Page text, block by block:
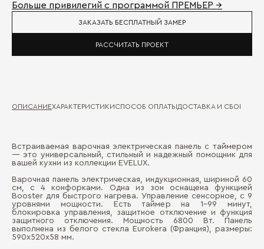
Больше привилегий с программой ПРЕМЬЕР →
ЗАКАЗАТЬ БЕСПЛАТНЫЙ ЗАМЕР
РАССЧИТАТЬ ПРОЕКТ
ОПИСАНИЕХАРАКТЕРИСТИКИСПОСОБ ОПЛАТЫДОСТАВКА И СБОРКА
Встраиваемая варочная электрическая панель с таймером
— это универсальный, стильный и надежный помощник для
вашей кухни из коллекции EVELUX.
Варочная панель электрическая, индукционная, шириной 60
см, с 4 конфорками. Одна из зон оснащена функцией
Booster для быстрого нагрева. Управление сенсорное, с 9
уровнями мощности. Есть таймер на 1-99 минут,
блокировка управления, защитное отключение и функция
защитного отключения. Мощность 6800 Вт. Панель
выполнена из белого стекла Eurokera (Франция), размеры:
590х520х58 мм.